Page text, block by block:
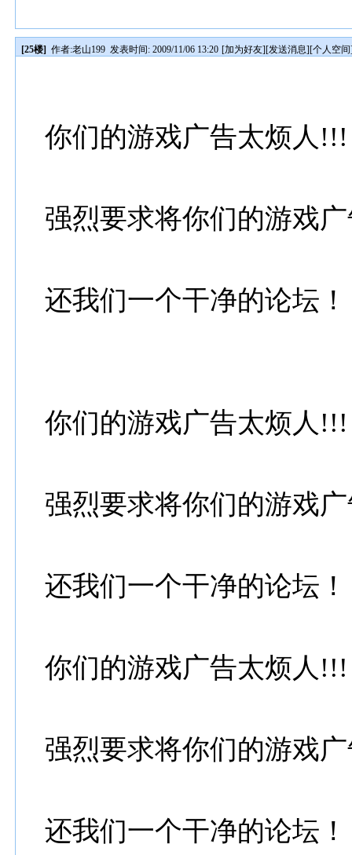
[25楼] 作者:老山199 发表时间: 2009/11/06 13:20 [加为好友][发送消息][个人空间
你们的游戏广告太烦人!!!
强烈要求将你们的游戏
还我们一个干净的论坛
你们的游戏广告太烦人!!!
强烈要求将你们的游戏
还我们一个干净的论坛
你们的游戏广告太烦人!!!
强烈要求将你们的游戏
还我们一个干净的论坛